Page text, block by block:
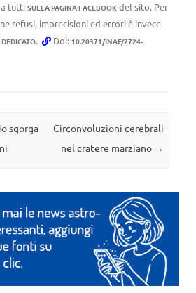
tutti SULLA PAGINA FACEBOOK del sito. Per
refusi, imprecisioni ed errori è invece
. Doi: 10.20371/INAF/2724-
sgorga
Circonvoluzioni cerebrali
nel cratere marziano →